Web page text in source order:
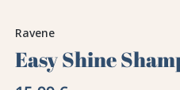
Ravene
Easy Shine